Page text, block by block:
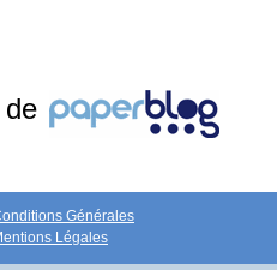
Générales
Légales